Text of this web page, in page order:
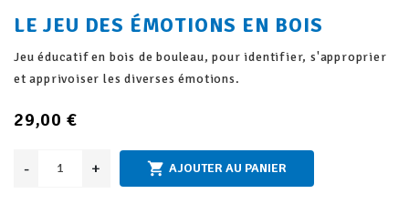
LE JEU DES ÉMOTIONS EN BOIS
Jeu éducatif en bois de bouleau, pour identifier, s'approprier
et apprivoiser les diverses émotions.
29,00 €
- +  AJOUTER AU PANIER